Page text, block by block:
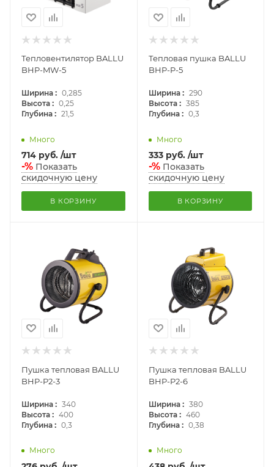
Тепловентилятор BALLU
BHP-MW-5
Ширина : 0,285
Высота : 0,25
Глубина : 21,5
Много
714 руб. /шт
-% Показать
скидочную цену
В КОРЗИНУ
Тепловая пушка BALLU
BHP-P-5
Ширина : 290
Высота : 385
Глубина : 0,3
Много
333руб. /шт
-%Показать
скидочную цену
В КОРЗИНУ
Пушка тепловая BALLU
BHP-P2-3
Ширина : 340
Высота : 400
Глубина : 0,3
Много
Пушка тепловая BALLU
BHP-P2-6
Ширина : 380
Высота : 460
Глубина : 0,38
Много